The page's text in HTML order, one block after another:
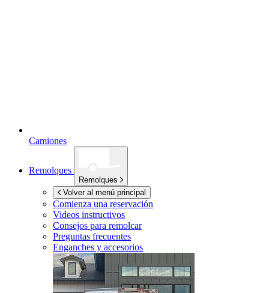
Camiones
Remolques
Remolques
Volver al menú principal
Comienza una reservación
Videos instructivos
Consejos para remolcar
Preguntas frecuentes
Enganches y accesorios